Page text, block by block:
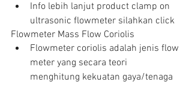
Info lebih lanjut product clamp on
ultrasonic flowmeter silahkan click
Flowmeter Mass Flow Coriolis
Flowmeter coriolis adalah jenis flow
meter yang secara teori
menghitung kekuatan gaya/tenaga